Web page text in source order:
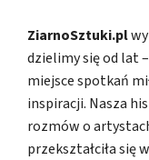
ZiarnoSztuki.pl
dzielimy się od lat
miejsce spotkań
inspiracji. Nasza
rozmów o
przekształciła się